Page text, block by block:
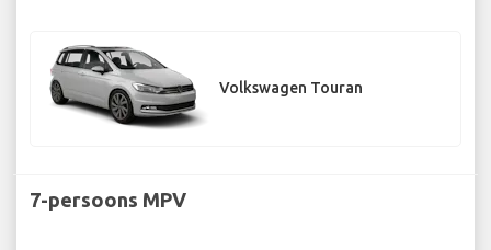
Volkswagen Touran
7-persoons MPV